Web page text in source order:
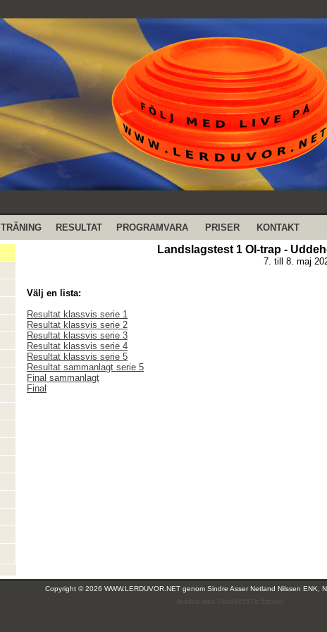
TRÄNING RESULTAT PROGRAMVARA PRISER KONTAKT
Landslagstest 1 Ol-trap -
7. till 8. maj
Välj en lista:
Resultat klassvis serie 1
Resultat klassvis serie 2
Resultat klassvis serie 3
Resultat klassvis serie 4
Resultat klassvis serie 5
Resultat sammanlagt serie 5
Final sammanlagt
Final
Copyright © 2026 WWW.LERDUVOR.NET genom Sindre Asser Netland Nilssen ENK,
(leirdue-web-76c49c557b-5zcqw)